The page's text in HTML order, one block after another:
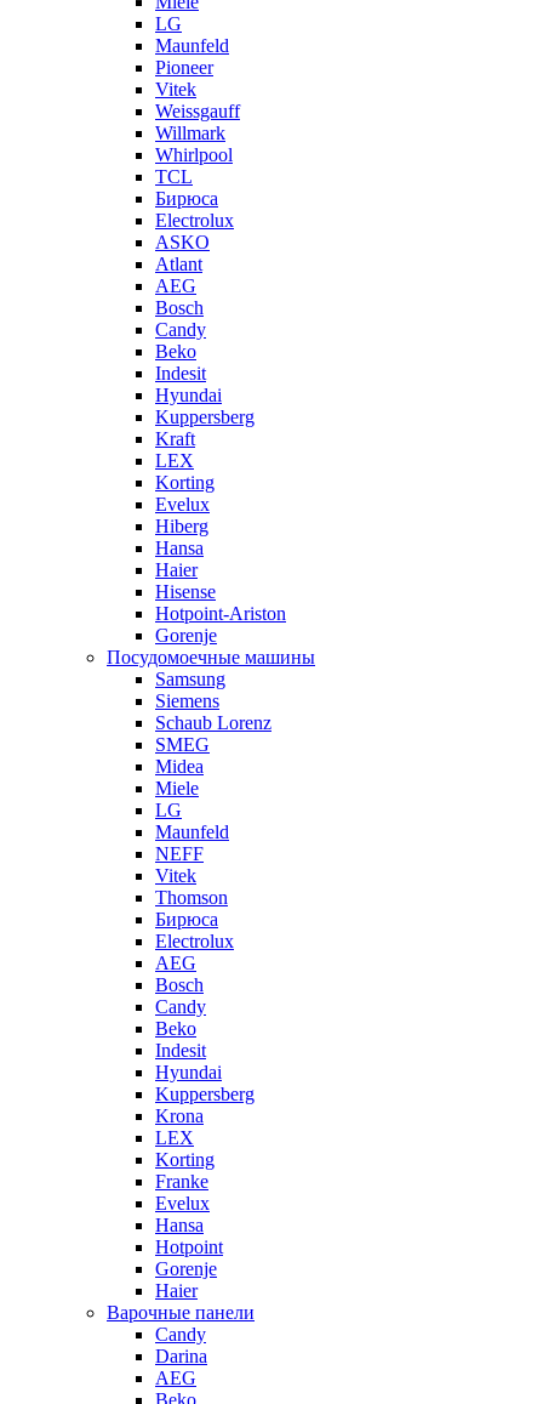
LG
Maunfeld
Pioneer
Vitek
Weissgauff
Willmark
Whirlpool
TCL
Бирюса
Electrolux
ASKO
Atlant
AEG
Bosch
Candy
Beko
Indesit
Hyundai
Kuppersberg
Kraft
LEX
Korting
Evelux
Hiberg
Hansa
Haier
Hisense
Hotpoint-Ariston
Gorenje
Посудомоечные машины
Samsung
Siemens
Schaub Lorenz
SMEG
Midea
Miele
LG
Maunfeld
NEFF
Vitek
Thomson
Бирюса
Electrolux
AEG
Bosch
Candy
Beko
Indesit
Hyundai
Kuppersberg
Krona
LEX
Korting
Franke
Evelux
Hansa
Hotpoint
Gorenje
Haier
Варочные панели
Candy
Darina
AEG